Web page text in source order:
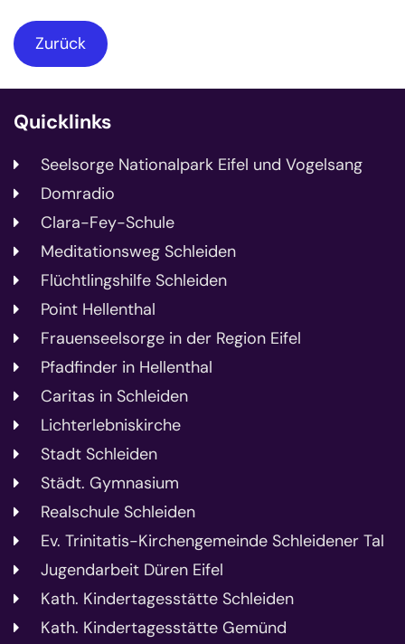
Zurück
Quicklinks
Seelsorge Nationalpark Eifel und Vogelsang
Domradio
Clara-Fey-Schule
Meditationsweg Schleiden
Flüchtlingshilfe Schleiden
Point Hellenthal
Frauenseelsorge in der Region Eifel
Pfadfinder in Hellenthal
Caritas in Schleiden
Lichterlebniskirche
Stadt Schleiden
Städt. Gymnasium
Realschule Schleiden
Ev. Trinitatis-Kirchengemeinde Schleidener Tal
Jugendarbeit Düren Eifel
Kath. Kindertagesstätte Schleiden
Kath. Kindertagesstätte Gemünd